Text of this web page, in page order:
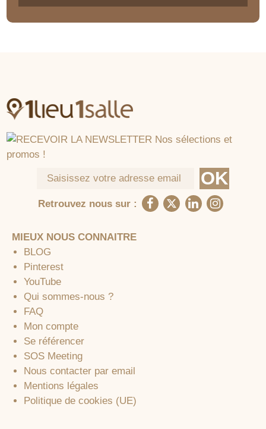
Retrouvez nous sur :
MIEUX NOUS CONNAITRE
BLOG
Pinterest
YouTube
Qui sommes-nous ?
FAQ
Mon compte
Se référencer
SOS Meeting
Nous contacter par email
Mentions légales
Politique de cookies (UE)